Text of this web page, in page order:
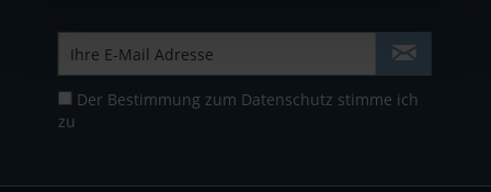
Der Bestimmung zum Datenschutz stimme ich
zu